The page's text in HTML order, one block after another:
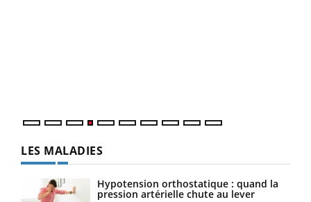
LES MALADIES
Hypotension orthostatique : quand la
pression artérielle chute au lever